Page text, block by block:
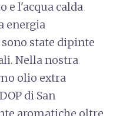
e l'acqua calda
energia
state dipinte
Nella nostra
olio extra
di San